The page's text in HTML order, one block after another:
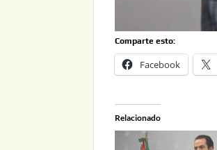
Comparte esto:
Facebook
Relacionado